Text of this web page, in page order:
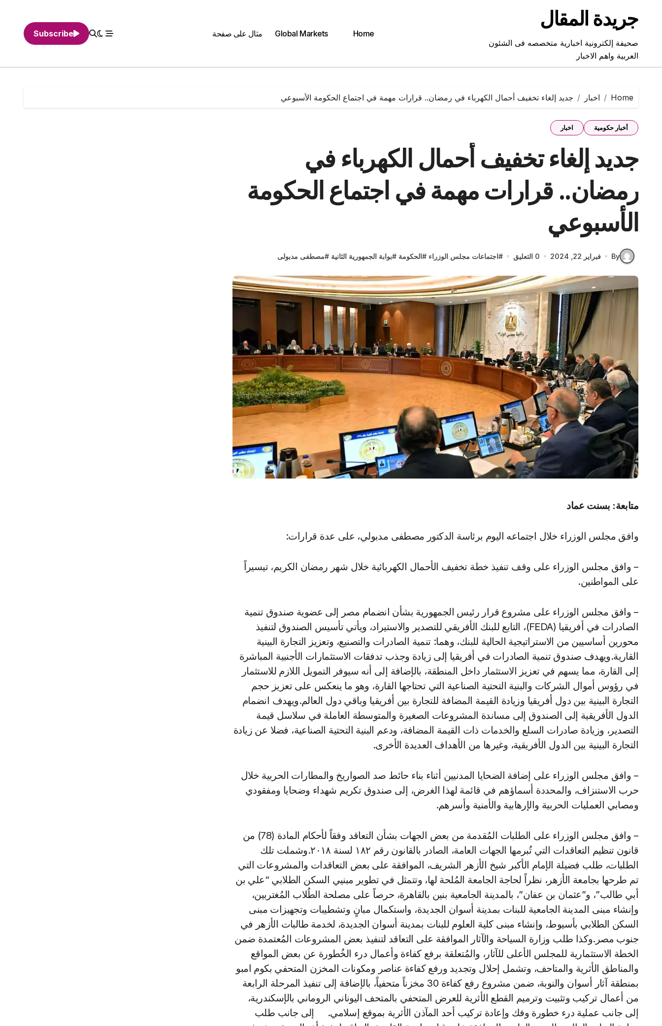
contentجريدة المقال
صحيفة إلكترونية اخبارية متخصصه فى الشئون
العربية واهم الاخبار
Home
Global Markets مثال على صفحة Subscribe
Home اخبار جديد إلغاء تخفيف أحمال الكهرباء في رمضان.. قرارات مهمة في اجتماع الحكومة الأسبوعي
أخبار حكومية اخبار
جديد إلغاء تخفيف أحمال الكهرباء في
رمضان.. قرارات مهمة في اجتماع الحكومة
الأسبوعي
By فبراير 22, 2024 0 التعليق #اجتماعات مجلس الوزراء #الحكومة #بوابة الجمهورية الثانية #مصطفى مدبولى
متابعة: بسنت عماد
وافق مجلس الوزراء خلال اجتماعه اليوم برئاسة الدكتور مصطفى مدبولي، على عدة قرارات:
– وافق مجلس الوزراء على وقف تنفيذ خطة تخفيف الأحمال الكهربائية خلال شهر رمضان الكريم، تيسيراً
على المواطنين.
– وافق مجلس الوزراء على مشروع قرار رئيس الجمهورية بشأن انضمام مصر إلى عضوية صندوق تنمية
الصادرات في أفريقيا (FEDA)، التابع للبنك الأفريقي للتصدير والاستيراد، ويأتي تأسيس الصندوق لتنفيذ
محورين أساسيين من الاستراتيجية الحالية للبنك، وهما: تنمية الصادرات والتصنيع، وتعزيز التجارة البينية
القارية.ويهدف صندوق تنمية الصادرات في أفريقيا إلى زيادة وجذب تدفقات الاستثمارات الأجنبية المباشرة
إلى القارة، مما يسهم في تعزيز الاستثمار داخل المنطقة، بالإضافة إلى أنه سيوفر التمويل اللازم للاستثمار
في رؤوس أموال الشركات والبنية التحتية الصناعية التي تحتاجها القارة، وهو ما ينعكس على تعزيز حجم
التجارة البينية بين دول أفريقيا وزيادة القيمة المضافة للتجارة بين أفريقيا وباقي دول العالم.ويهدف انضمام
الدول الأفريقية إلى الصندوق إلى مساندة المشروعات الصغيرة والمتوسطة العاملة في سلاسل قيمة
التصدير، وزيادة صادرات السلع والخدمات ذات القيمة المضافة، ودعم البنية التحتية الصناعية، فضلا عن زيادة
التجارة البينية بين الدول الأفريقية، وغيرها من الأهداف العديدة الأخرى.
– وافق مجلس الوزراء على إضافة الضحايا المدنيين أثناء بناء حائط صد الصواريخ والمطارات الحربية خلال
حرب الاستنزاف، والمحددة أسماؤهم في قائمة لهذا الغرض، إلى صندوق تكريم شهداء وضحايا ومفقودي
ومصابي العمليات الحربية والإرهابية والأمنية وأسرهم.
– وافق مجلس الوزراء على الطلبات المُقدمة من بعض الجهات بشأن التعاقد وفقاً لأحكام المادة (78) من
قانون تنظيم التعاقدات التي تُبرمها الجهات العامة، الصادر بالقانون رقم ١٨٢ لسنة ٢٠١٨.وشملت تلك
الطلبات، طلب فضيلة الإمام الأكبر شيخ الأزهر الشريف، الموافقة على بعض التعاقدات والمشروعات التي
تم طرحها بجامعة الأزهر، نظراً لحاجة الجامعة المُلحة لها، وتتمثل في تطوير مبنيي السكن الطلابي “علي بن
أبي طالب”، و”عثمان بن عفان”، بالمدينة الجامعية بنين بالقاهرة، حرصاً على مصلحة الطُلاب المُغتربين،
وإنشاء مبنى المدينة الجامعية للبنات بمدينة أسوان الجديدة، واستكمال مبانٍ وتشطيبات وتجهيزات مبنى
السكن الطلابي بأسيوط، وإنشاء مبنى كلية العلوم للبنات بمدينة أسوان الجديدة، لخدمة طالبات الأزهر في
جنوب مصر.وكذا طلب وزارة السياحة والآثار الموافقة على التعاقد لتنفيذ بعض المشروعات المُعتمدة ضمن
الخطة الاستثمارية للمجلس الأعلى للآثار، والمُتعلقة برفع كفاءة وأعمال درء الخُطورة عن بعض المواقع
والمناطق الأثرية والمتاحف، وتشمل إحلال وتجديد ورفع كفاءة عناصر ومكونات المخزن المتحفي بكوم امبو
بمنطقة آثار أسوان والنوبة، ضمن مشروع رفع كفاءة 30 مخزناً متحفياً، بالإضافة إلى تنفيذ المرحلة الرابعة
من أعمال تركيب وتثبيت وترميم القطع الأثرية للعرض المتحفي بالمتحف اليوناني الروماني بالإسكندرية،
إلى جانب عملية درء خطورة وفك وإعادة تركيب أحد المآذن الأثرية بموقع إسلامي. إلى جانب طلب